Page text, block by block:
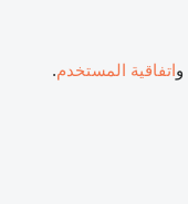
واتفاقية المستخدم.